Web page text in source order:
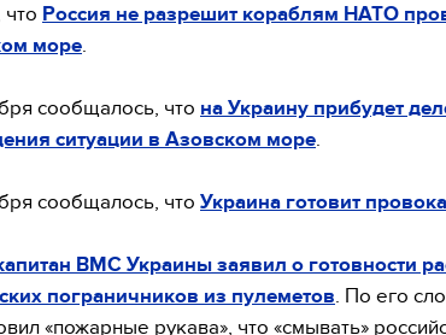
что Россия не разрешит кораблям НАТО
море
сообщалось, что на Украину прибудет
ситуации в Азовском море
сообщалось, что Украина готовит
ВМС Украины заявил о готовности
пограничников из пулеметов . По его
«пожарные рукава», что «смывать»